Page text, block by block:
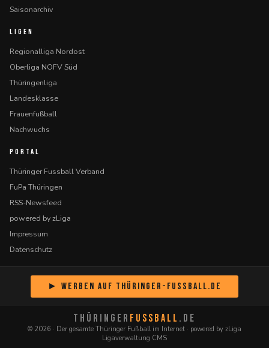
Saisonarchiv
LIGEN
Regionalliga Nordost
Oberliga NOFV Süd
Thüringenliga
Landesklasse
Frauenfußball
Nachwuchs
PORTAL
Thüringer Fussball Verband
FuPa Thüringen
RSS-Newsfeed
powered by zLiga
Impressum
Datenschutz
► Werben auf Thüringer-Fussball.de
THÜRINGER FUSSBALL .DE
© 2026 · Der gesamte Thüringer Fußball im Internet · powered by zLiga
Ligaverwaltung CMS